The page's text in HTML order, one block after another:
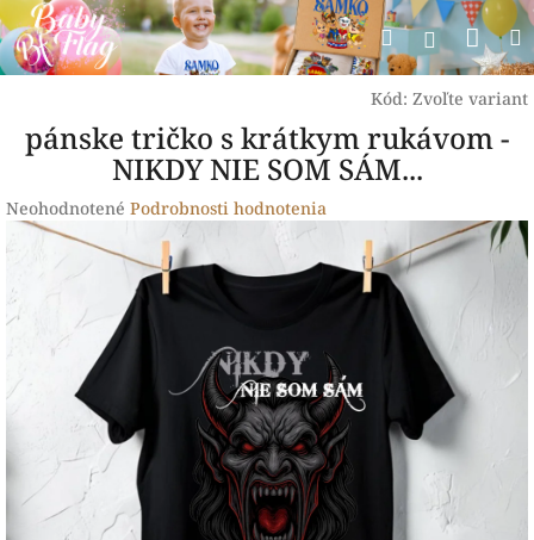
Prejsť
na
obsah
Hľadať
Kód: Zvoľte variant
pánske tričko s krátkym rukávom -
NIKDY NIE SOM SÁM...
Priemerné
hodnotenie
produktu
0,0
z
hviezdičiek.
Neohodnotené Podrobnosti hodnotenia